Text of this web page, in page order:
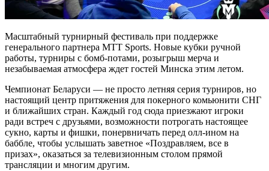
Масштабный турнирный фестиваль при поддержке
генерального партнера MTT Sports. Новые кубки ручной
работы, турниры с бомб-потами, розыгрыш мерча и
незабываемая атмосфера ждет гостей Минска этим летом.
Чемпионат Беларуси — не просто летняя серия турниров, но
настоящий центр притяжения для покерного комьюнити СНГ
и ближайших стран. Каждый год сюда приезжают игроки
ради встреч с друзьями, возможности потрогать настоящее
сукно, карты и фишки, понервничать перед олл-ином на
баббле, чтобы услышать заветное «Поздравляем, все в
призах», оказаться за телевизионным столом прямой
трансляции и многим другим.